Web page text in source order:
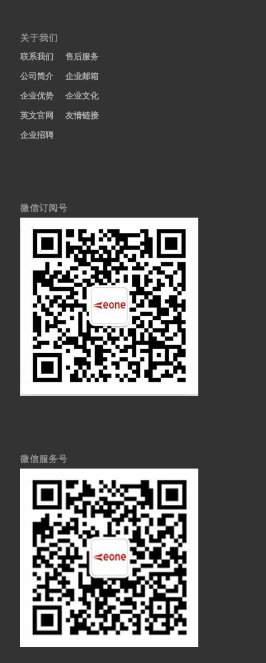
关于我们
联系我们
售后服务
公司简介
企业邮箱
企业优势
企业文化
英文官网
友情链接
企业招聘
微信订阅号
微信服务号